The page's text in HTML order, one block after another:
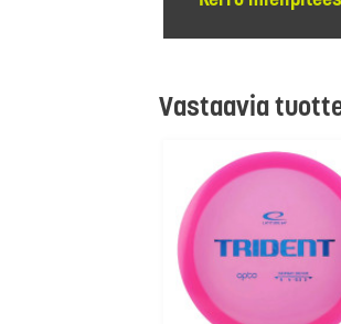
Vastaavia